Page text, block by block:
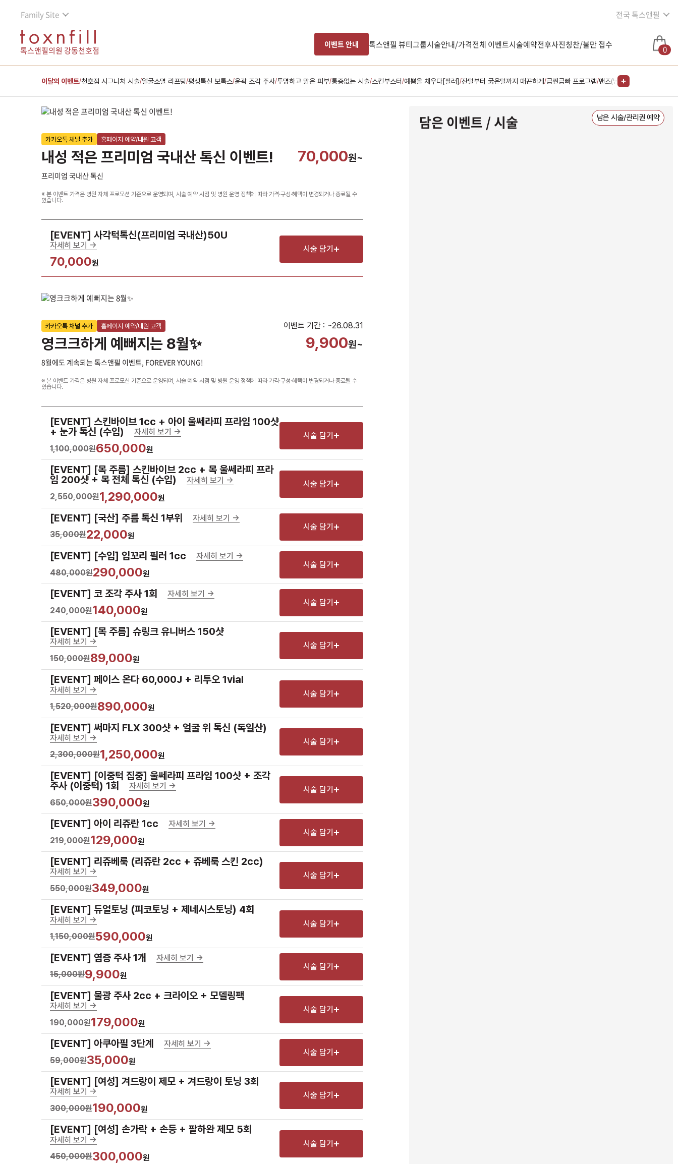
Family Site 전국 톡스앤필
톡스앤필의원 강동천호점
이벤트 안내 톡스앤필 뷰티그룹시술안내/가격전체 이벤트시술예약전후사진칭찬/불만 접수 0
이달의 이벤트/천호점 시그니처 시술/얼굴소멸 리프팅/평생톡신 보톡스/윤곽 조각 주사/투명하고 맑은 피부/통증없는 시술/스킨부스터 /예쁨을 채우다[필러] /잔털부터 굵은털까지 매끈하게 /급찐급빠 프로그램/맨즈(남성) 전용
카카오톡 채널 추가 홈페이지 예약/내원 고객
내성 적은 프리미엄 국내산 톡신 이벤트! 70,000원~
프리미엄 국내산 톡신
※ 본 이벤트 가격은 병원 자체 프로모션 기준으로 운영되며, 시술 예약 시점 및 병원 운영 정책에 따라 가격·구성·혜택이 변경되거나 종료될 수
있습니다.
[EVENT] 사각턱톡신(프리미엄 국내산)50U
자세히 보기 ->
70,000원
시술 담기
카카오톡 채널 추가 홈페이지 예약/내원 고객 이벤트 기간 : ~26.08.31
영크크하게 예뻐지는 8월✨ 9,900원~
8월에도 계속되는 톡스앤필 이벤트, FOREVER YOUNG!
※ 본 이벤트 가격은 병원 자체 프로모션 기준으로 운영되며, 시술 예약 시점 및 병원 운영 정책에 따라 가격·구성·혜택이 변경되거나 종료될 수
있습니다.
[EVENT] 스킨바이브 1cc + 아이 울쎄라피 프라임 100샷
+ 눈가 톡신 (수입)
자세히 보기 ->
1,100,000원650,000원
시술 담기
[EVENT] [목 주름] 스킨바이브 2cc + 목 울쎄라피 프라
임 200샷 + 목 전체 톡신 (수입)
자세히 보기 ->
2,550,000원1,290,000원
시술 담기
[EVENT] [국산] 주름 톡신 1부위
자세히 보기 ->
35,000원22,000원
시술 담기
[EVENT] [수입] 입꼬리 필러 1cc
자세히 보기 ->
480,000원290,000원
시술 담기
[EVENT] 코 조각 주사 1회
자세히 보기 ->
240,000원140,000원
시술 담기
[EVENT] [목 주름] 슈링크 유니버스 150샷
자세히 보기 ->
150,000원89,000원
시술 담기
[EVENT] 페이스 온다 60,000J + 리투오 1vial
자세히 보기 ->
1,520,000원890,000원
시술 담기
[EVENT] 써마지 FLX 300샷 + 얼굴 위 톡신 (독일산)
자세히 보기 ->
2,300,000원1,250,000원
시술 담기
[EVENT] [이중턱 집중] 울쎄라피 프라임 100샷 + 조각
주사 (이중턱) 1회
자세히 보기 ->
650,000원390,000원
시술 담기
[EVENT] 아이 리쥬란 1cc
자세히 보기 ->
219,000원129,000원
시술 담기
[EVENT] 리쥬베룩 (리쥬란 2cc + 쥬베룩 스킨 2cc)
자세히 보기 ->
550,000원349,000원
시술 담기
[EVENT] 듀얼토닝 (피코토닝 + 제네시스토닝) 4회
자세히 보기 ->
1,150,000원590,000원
시술 담기
[EVENT] 염증 주사 1개
자세히 보기 ->
15,000원9,900원
시술 담기
[EVENT] 물광 주사 2cc + 크라이오 + 모델링팩
자세히 보기 ->
190,000원179,000원
시술 담기
[EVENT] 아쿠아필 3단계
자세히 보기 ->
59,000원35,000원
시술 담기
[EVENT] [여성] 겨드랑이 제모 + 겨드랑이 토닝 3회
자세히 보기 ->
300,000원190,000원
시술 담기
[EVENT] [여성] 손가락 + 손등 + 팔하완 제모 5회
자세히 보기 ->
450,000원300,000원
시술 담기
담은 이벤트 / 시술 남은 시술/관리권 예약
남은 시술/관리권 종류 선택
리프팅
여드름/모공
스킨부스터
항노화수액
장바구니 담기